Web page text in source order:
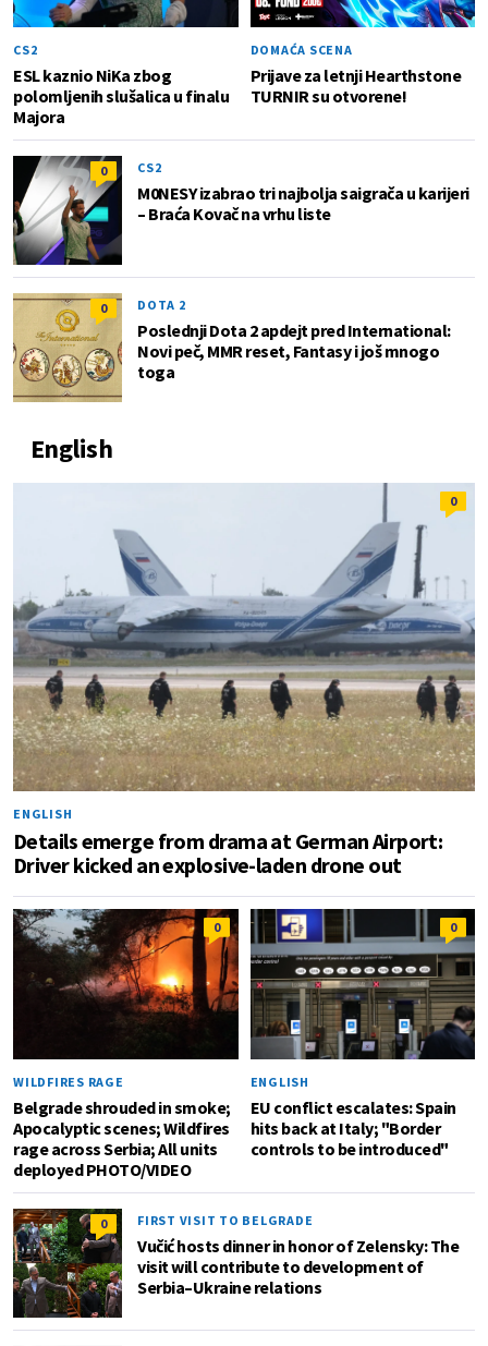
CS2
ESL kaznio NiKa zbog
polomljenih slušalica u finalu
Majora
DOMAĆA SCENA
Prijave za letnji Hearthstone
TURNIR su otvorene!
0 CS2
M0NESY izabrao tri najbolja saigrača u karijeri
– Braća Kovač na vrhu liste
0 DOTA 2
Poslednji Dota 2 apdejt pred International:
Novi peč, MMR reset, Fantasy i još mnogo
toga
English
0
ENGLISH
Details emerge from drama at German Airport:
Driver kicked an explosive-laden drone out
0
WILDFIRES RAGE
Belgrade shrouded in smoke;
Apocalyptic scenes; Wildfires
rage across Serbia; All units
deployed PHOTO/VIDEO
0
ENGLISH
EU conflict escalates: Spain
hits back at Italy; "Border
controls to be introduced"
0 FIRST VISIT TO BELGRADE
Vučić hosts dinner in honor of Zelensky: The
visit will contribute to development of
Serbia–Ukraine relations